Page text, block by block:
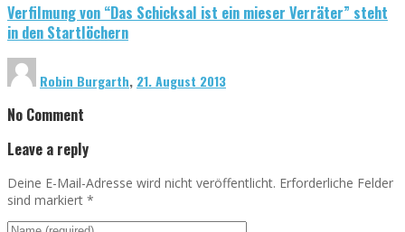
Verfilmung von “Das Schicksal ist ein mieser Verräter” steht
in den Startlöchern
Robin Burgarth, 21. August 2013
No Comment
Leave a reply
Deine E-Mail-Adresse wird nicht veröffentlicht. Erforderliche Felder
sind markiert *